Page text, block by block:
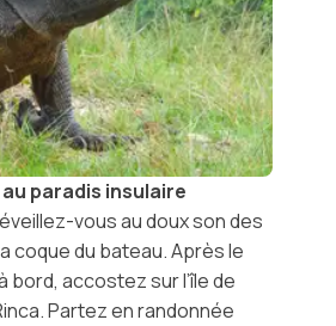
paradis insulaire
vous au doux son des
coque du bateau. Après le
bord, accostez sur l’île de
Partez en randonnée